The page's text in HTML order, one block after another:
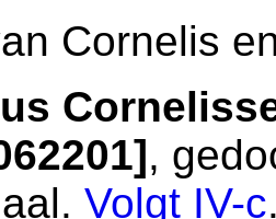
Cornelis
,
. Volgt IV-c